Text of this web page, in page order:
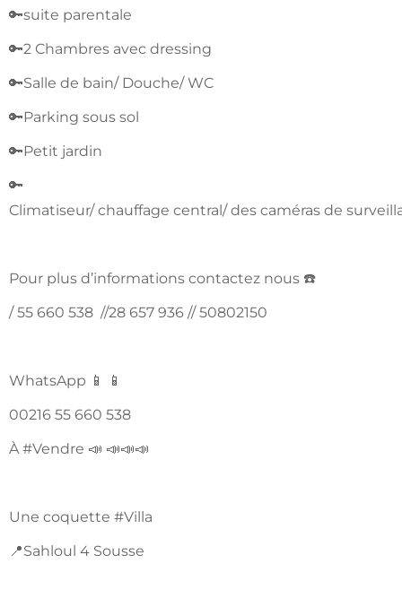
🔑suite parentale
🔑2 Chambres avec dressing
🔑Salle de bain/ Douche/ WC
🔑Parking sous sol
🔑Petit jardin
🔑
Climatiseur/ chauffage central/ des caméras de
Pour plus d’informations contactez nous ☎️
/ 55 660 538 //28 657 936 // 50802150
WhatsApp 📱 📱
00216 55 660 538
À #Vendre 📣 📣📣📣
Une coquette #Villa
📍Sahloul 4 Sousse